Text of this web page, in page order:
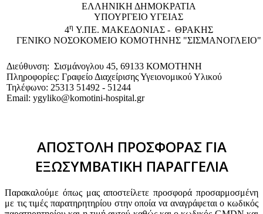
EΛΛΗΝΙΚΗ ΔΗΜΟΚΡΑΤΙΑ
ΥΠΟΥΡΓΕΙΟ ΥΓΕΙΑΣ
4η Υ.ΠΕ. ΜΑΚΕΔΟΝΙΑΣ - ΘΡΑΚΗΣ
ΓΕΝΙΚΟ NΟΣΟΚΟΜΕΙΟ ΚΟΜΟΤΗΝΗΣ "ΣΙΣΜΑΝΟΓΛΕΙΟ"
Διεύθυνση: Σισμάνογλου 45, 69133 ΚΟΜΟΤΗΝΗ
Πληροφορίες: Γραφείο Διαχείρισης Υγειονομικού Υλικού
Τηλέφωνο: 25313 51492 - 51244
Email: ygyliko@komotini-hospital.gr
ΑΠΟΣΤΟΛΗ ΠΡΟΣΦΟΡΑΣ ΓΙΑ
ΕΞΩΣΥΜΒΑΤΙΚΗ ΠΑΡΑΓΓΕΛΙΑ
Παρακαλούμε όπως μας αποστείλετε προσφορά προσαρμοσμένη
με τις τιμές παρατηρητηρίου στην οποία να αναγράφεται ο κωδικός